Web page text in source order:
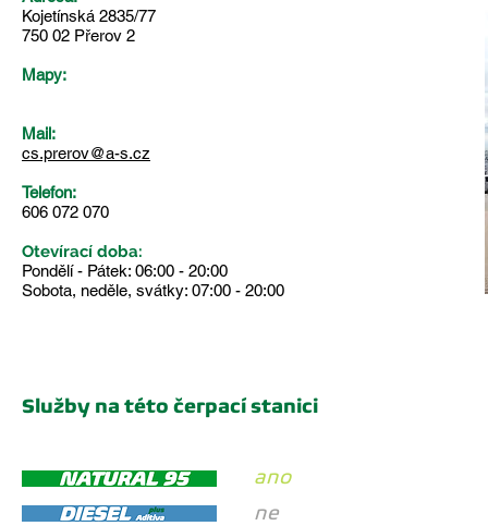
Kojetínská 2835/77
750 02 Přerov 2
Mapy:
Mail:
cs.prerov@a-s.cz
Telefon:
606 072 070
Otevírací doba:
Pondělí - Pátek: 06:00 - 20:00
Sobota, neděle, svátky: 07:00 - 20:00
Služby na této čerpací stanici
ano
ne